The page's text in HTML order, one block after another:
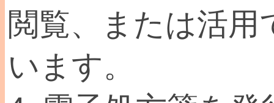
閲覧、または活
います。